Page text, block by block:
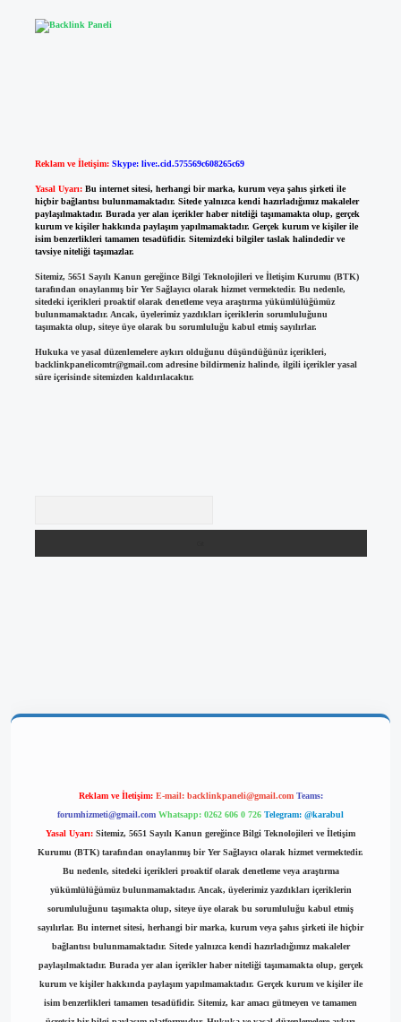
Reklam ve İletişim: Skype: live:.cid.575569c608265c69
Yasal Uyarı: Bu internet sitesi, herhangi bir marka, kurum veya şahıs şirketi ile
hiçbir bağlantısı bulunmamaktadır. Sitede yalnızca kendi hazırladığımız makaleler
paylaşılmaktadır. Burada yer alan içerikler haber niteliği taşımamakta olup, gerçek
kurum ve kişiler hakkında paylaşım yapılmamaktadır. Gerçek kurum ve kişiler ile
isim benzerlikleri tamamen tesadüfidir. Sitemizdeki bilgiler taslak halindedir ve
tavsiye niteliği taşımazlar.
Sitemiz, 5651 Sayılı Kanun gereğince Bilgi Teknolojileri ve İletişim Kurumu (BTK)
tarafından onaylanmış bir Yer Sağlayıcı olarak hizmet vermektedir. Bu nedenle,
sitedeki içerikleri proaktif olarak denetleme veya araştırma yükümlülüğümüz
bulunmamaktadır. Ancak, üyelerimiz yazdıkları içeriklerin sorumluluğunu
taşımakta olup, siteye üye olarak bu sorumluluğu kabul etmiş sayılırlar.
Hukuka ve yasal düzenlemelere aykırı olduğunu düşündüğünüz içerikleri,
backlinkpanelicomtr@gmail.comadresine bildirmeniz halinde, ilgili içerikler yasal
süre içerisinde sitemizden kaldırılacaktır.
Reklam ve İletişim: E-mail: backlinkpaneli@gmail.com Teams:
forumhizmeti@gmail.com Whatsapp: 0262 606 0 726 Telegram: @karabul
Yasal Uyarı: Sitemiz, 5651 Sayılı Kanun gereğince Bilgi Teknolojileri ve İletişim
Kurumu (BTK) tarafından onaylanmış bir Yer Sağlayıcı olarak hizmet vermektedir.
Bu nedenle, sitedeki içerikleri proaktif olarak denetleme veya araştırma
yükümlülüğümüz bulunmamaktadır. Ancak, üyelerimiz yazdıkları içeriklerin
sorumluluğunu taşımakta olup, siteye üye olarak bu sorumluluğu kabul etmiş
sayılırlar. Bu internet sitesi, herhangi bir marka, kurum veya şahıs şirketi ile hiçbir
bağlantısı bulunmamaktadır. Sitede yalnızca kendi hazırladığımız makaleler
paylaşılmaktadır. Burada yer alan içerikler haber niteliği taşımamakta olup, gerçek
kurum ve kişiler hakkında paylaşım yapılmamaktadır. Gerçek kurum ve kişiler ile
isim benzerlikleri tamamen tesadüfidir. Sitemiz, kar amacı gütmeyen ve tamamen